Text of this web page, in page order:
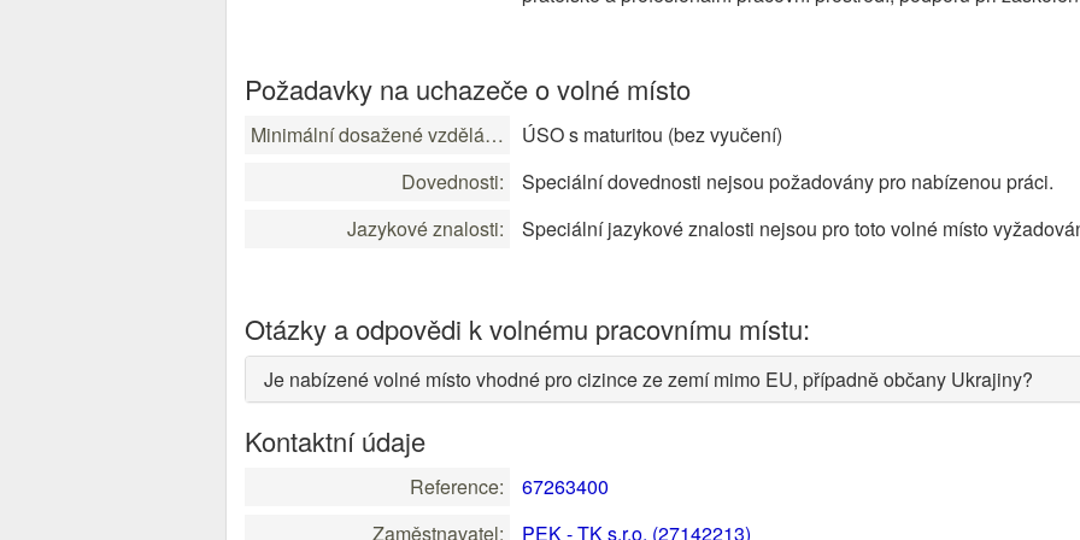
Požadavky na uchazeče o volné místo
Minimální dosažené vzdělání:
ÚSO s maturitou (bez vyučení)
Dovednosti:
Speciální dovednosti nejsou požadovány pro nabízenou práci.
Jazykové znalosti:
Speciální jazykové znalosti nejsou pro toto volné místo
Otázky a odpovědi k volnému pracovnímu místu:
Je nabízené volné místo vhodné pro cizince ze zemí mimo EU, případně občany Ukrajiny?
Kontaktní údaje
Reference:
67263400
Zaměstnavatel:
PEK - TK s.r.o. (27142213)